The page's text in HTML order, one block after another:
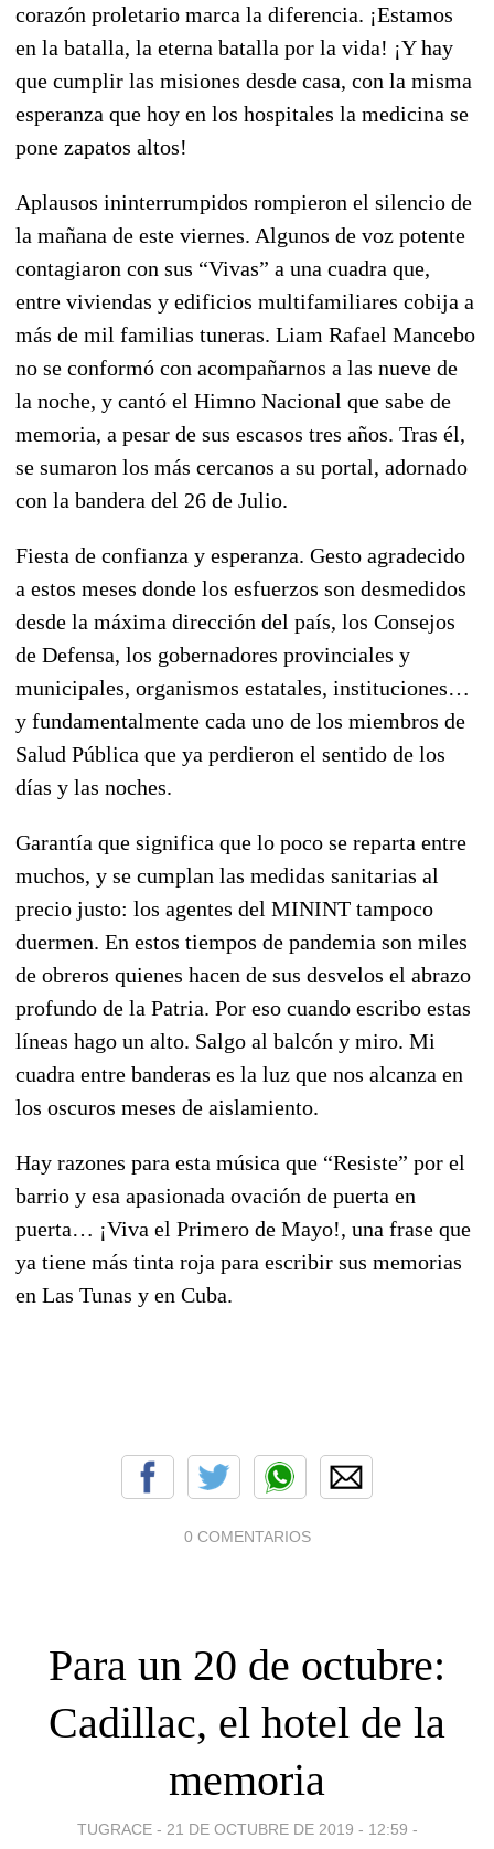
corazón proletario marca la diferencia. ¡Estamos
en la batalla, la eterna batalla por la vida! ¡Y hay
que cumplir las misiones desde casa, con la misma
esperanza que hoy en los hospitales la medicina se
pone zapatos altos!
Aplausos ininterrumpidos rompieron el silencio de
la mañana de este viernes. Algunos de voz potente
contagiaron con sus “Vivas” a una cuadra que,
entre viviendas y edificios multifamiliares cobija a
más de mil familias tuneras. Liam Rafael Mancebo
no se conformó con acompañarnos a las nueve de
la noche, y cantó el Himno Nacional que sabe de
memoria, a pesar de sus escasos tres años. Tras él,
se sumaron los más cercanos a su portal, adornado
con la bandera del 26 de Julio.
Fiesta de confianza y esperanza. Gesto agradecido
a estos meses donde los esfuerzos son desmedidos
desde la máxima dirección del país, los Consejos
de Defensa, los gobernadores provinciales y
municipales, organismos estatales, instituciones…
y fundamentalmente cada uno de los miembros de
Salud Pública que ya perdieron el sentido de los
días y las noches.
Garantía que significa que lo poco se reparta entre
muchos, y se cumplan las medidas sanitarias al
precio justo: los agentes del MININT tampoco
duermen. En estos tiempos de pandemia son miles
de obreros quienes hacen de sus desvelos el abrazo
profundo de la Patria. Por eso cuando escribo estas
líneas hago un alto. Salgo al balcón y miro. Mi
cuadra entre banderas es la luz que nos alcanza en
los oscuros meses de aislamiento.
Hay razones para esta música que “Resiste” por el
barrio y esa apasionada ovación de puerta en
puerta… ¡Viva el Primero de Mayo!, una frase que
ya tiene más tinta roja para escribir sus memorias
en Las Tunas y en Cuba.
0 COMENTARIOS
Para un 20 de octubre:
Cadillac, el hotel de la
memoria
TUGRACE - 21 DE OCTUBRE DE 2019 - 12:59 -